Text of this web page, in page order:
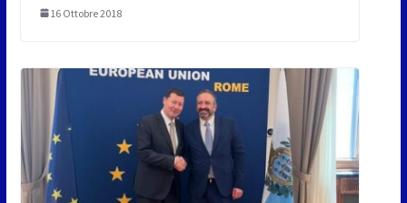
16 Ottobre 2018